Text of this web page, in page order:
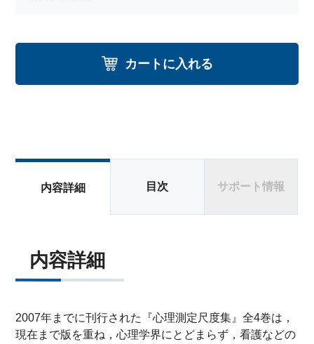
カートに入れる
内容詳細 目次 サポート情報
内容詳細
2007年までに刊行された『心理測定尺度集』全4巻は，
現在まで版を重ね，心理学界にとどまらず，看護などの